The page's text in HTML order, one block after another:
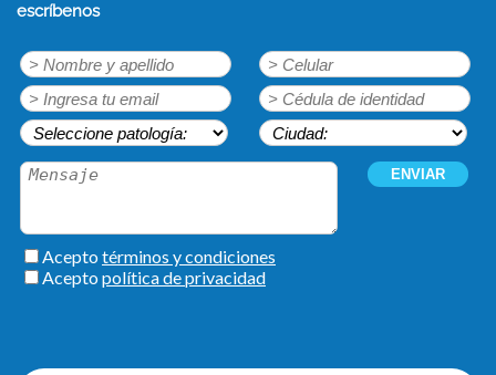
escríbenos